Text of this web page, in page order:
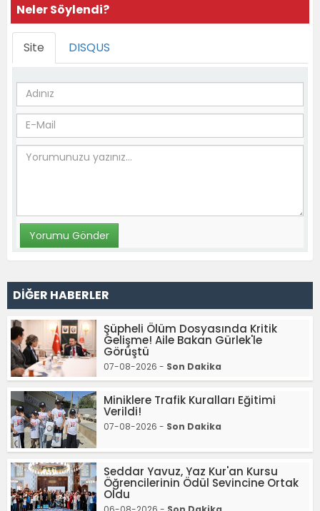
Neler Söylendi?
Site DISQUS
DİĞER HABERLER
Şüpheli Ölüm Dosyasında Kritik
Gelişme! Aile Bakan Gürlek'le
Görüştü
07-08-2026 - Son Dakika
Miniklere Trafik Kuralları Eğitimi
Verildi!
07-08-2026 - Son Dakika
Seddar Yavuz, Yaz Kur'an Kursu
Öğrencilerinin Ödül Sevincine Ortak
Oldu